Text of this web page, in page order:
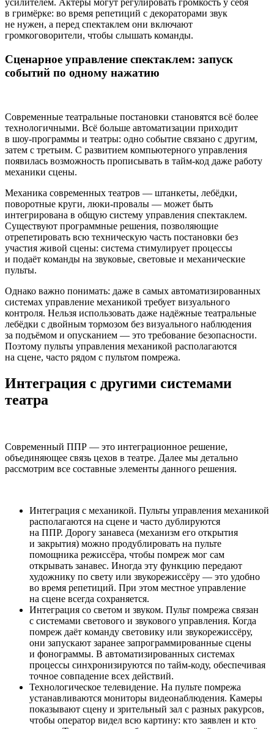
усилителем. Актёры могут регулировать громкость у себя
в гримёрке: во время репетиций с декораторами звук
не нужен, а перед спектаклем они включают
громкоговорители, чтобы слышать команды.
Сценарное управление спектаклем: запуск
событий по одному нажатию
Современные театральные постановки становятся всё более
технологичными. Всё больше автоматизации приходит
в шоу‑программы и театры: одно событие связано с другим,
затем с третьим. С развитием компьютерного управления
появилась возможность прописывать в тайм‑код даже работу
механики сцены.
Механика современных театров — штанкеты, лебёдки,
поворотные круги, люки‑провалы — может быть
интегрирована в общую систему управления спектаклем.
Существуют программные решения, позволяющие
отрепетировать всю техническую часть постановки без
участия живой сцены: система стимулирует процессы
и подаёт команды на звуковые, световые и механические
пульты.
Однако важно понимать: даже в самых автоматизированных
системах управление механикой требует визуального
контроля. Нельзя использовать даже надёжные театральные
лебёдки с двойным тормозом без визуального наблюдения
за подъёмом и опусканием — это требование безопасности.
Поэтому пульты управления механикой располагаются
на сцене, часто рядом с пультом помрежа.
Интеграция с другими системами
театра
Современный ППР — это интеграционное решение,
объединяющее связь цехов в театре. Далее мы детально
рассмотрим все составные элементы данного решения.
Интеграция с механикой. Пульты управления механикой
располагаются на сцене и часто дублируются
на ППР. Дорогу занавеса (механизм его открытия
и закрытия) можно продублировать на пульте
помощника режиссёра, чтобы помреж мог сам
открывать занавес. Иногда эту функцию передают
художнику по свету или звукорежиссёру — это удобно
во время репетиций. При этом местное управление
на сцене всегда сохраняется.
Интеграция со светом и звуком. Пульт помрежа связан
с системами светового и звукового управления. Когда
помреж даёт команду световику или звукорежиссёру,
они запускают заранее запрограммированные сцены
и фонограммы. В автоматизированных системах
процессы синхронизируются по тайм‑коду, обеспечивая
точное совпадение всех действий.
Технологическое телевидение. На пульте помрежа
устанавливаются мониторы видеонаблюдения. Камеры
показывают сцену и зрительный зал с разных ракурсов,
чтобы оператор видел всю картину: кто заявлен и кто